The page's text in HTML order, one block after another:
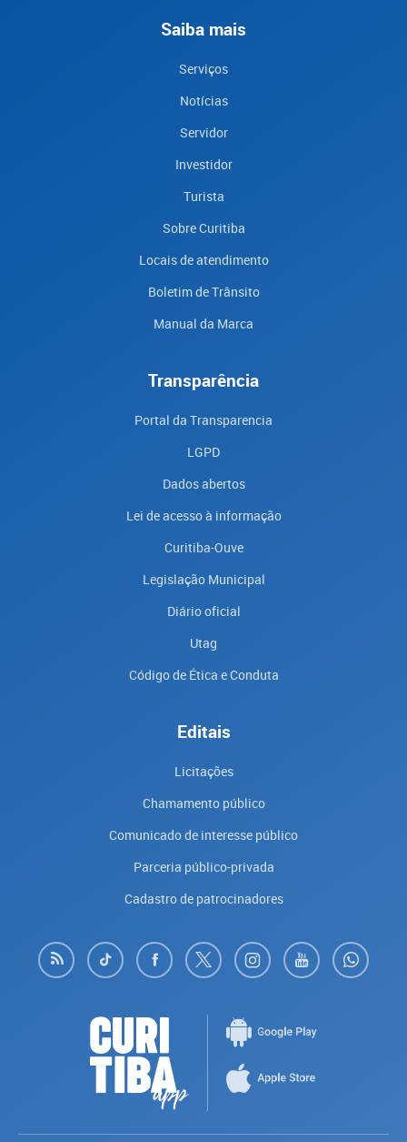
Saiba mais
Serviços
Notícias
Servidor
Investidor
Turista
Sobre Curitiba
Locais de atendimento
Boletim de Trânsito
Manual da Marca
Transparência
Portal da Transparencia
LGPD
Dados abertos
Lei de acesso à informação
Curitiba-Ouve
Legislação Municipal
Diário oficial
Utag
Código de Ética e Conduta
Editais
Licitações
Chamamento público
Comunicado de interesse público
Parceria público-privada
Cadastro de patrocinadores